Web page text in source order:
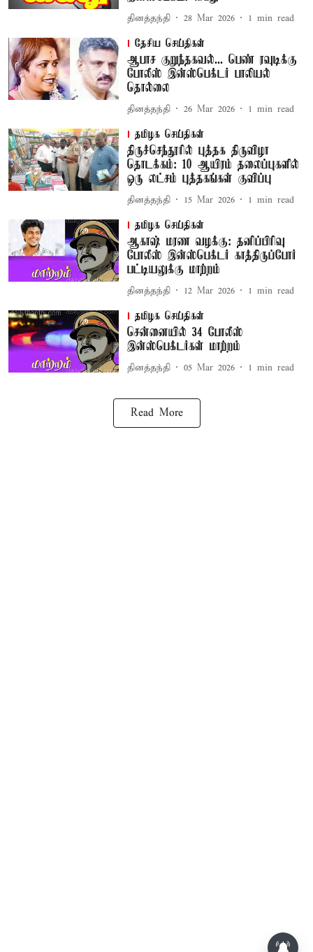
தினத்தந்தி 28 Mar 2026 1 min read
தேசிய செய்திகள்
ஆபாச குறுந்தகவல்... பெண் ரவுடிக்கு
போலீஸ் இன்ஸ்பெக்டர் பாலியல்
தொல்லை
தினத்தந்தி 26 Mar 2026 1 min read
தமிழக செய்திகள்
திருச்செந்தூரில் புத்தக திருவிழா
தொடக்கம்: 10 ஆயிரம் தலைப்புகளில்
ஒரு லட்சம் புத்தகங்கள் குவிப்பு
தினத்தந்தி 15 Mar 2026 1 min read
தமிழக செய்திகள்
ஆகாஷ் மரண வழக்கு: தனிப்பிரிவு
போலீஸ் இன்ஸ்பெக்டர் காத்திருப்போர்
பட்டியலுக்கு மாற்றம்
தினத்தந்தி 12 Mar 2026 1 min read
தமிழக செய்திகள்
சென்னையில் 34 போலீஸ்
இன்ஸ்பெக்டர்கள் மாற்றம்
தினத்தந்தி 05 Mar 2026 1 min read
Read More